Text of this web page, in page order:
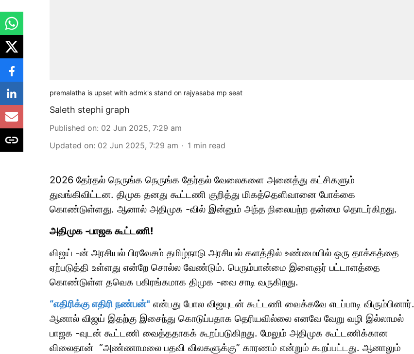
premalatha is upset with admk's stand on rajyasaba mp seat
Saleth stephi graph
Published on: 02 Jun 2025, 7:29 am
Updated on: 02 Jun 2025, 7:29 am 1 min read
2026 தேர்தல் நெருங்க நெருங்க தேர்தல் வேலைகளை அனைத்து கட்சிகளும்
துவங்கிவிட்டன. திமுக தனது கூட்டணி குறித்து மிகத்தெளிவானை போக்கை
கொண்டுள்ளது. ஆனால் அதிமுக -வில் இன்னும் அந்த நிலையற்ற தன்மை தொடர்கிறது.
அதிமுக -பாஜக கூட்டணி!
விஜய் -ன் அரசியல் பிரவேசம் தமிழ்நாடு அரசியல் களத்தில் உண்மையில் ஒரு தாக்கத்தை
ஏற்படுத்தி உள்ளது என்றே சொல்ல வேண்டும். பெரும்பான்மை இளைஞர் பட்டாளத்தை
கொண்டுள்ள தவெக பகிரங்கமாக திமுக -வை சாடி வருகிறது.
“எதிரிக்கு எதிரி நண்பன்" என்பது போல விஜயுடன் கூட்டணி வைக்கவே எடப்பாடி விரும்பினார்.
ஆனால் விஜய் இதற்கு இசைந்து கொடுப்பதாக தெரியவில்லை எனவே வேறு வழி இல்லாமல்
பாஜக -வுடன் கூட்டணி வைத்ததாகக் கூறப்படுகிறது. மேலும் அதிமுக கூட்டணிக்கான
விலைதான் “அண்ணாமலை பதவி விலகளுக்கு” காரணம் என்றும் கூறப்பட்டது. ஆனாலும்